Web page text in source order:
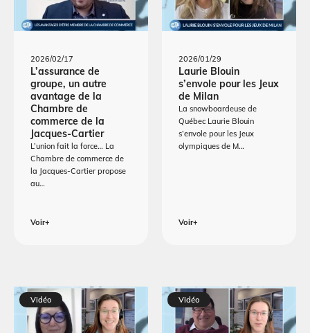
2026/02/17
L’assurance de
groupe, un autre
avantage de la
Chambre de
commerce de la
Jacques-Cartier
L’union fait la force… La
Chambre de commerce de
la Jacques-Cartier propose
au…
Voir+
2026/01/29
Laurie Blouin
s’envole pour les Jeux
de Milan
La snowboardeuse de
Québec Laurie Blouin
s’envole pour les Jeux
olympiques de M…
Voir+
Vidéo Vidéo